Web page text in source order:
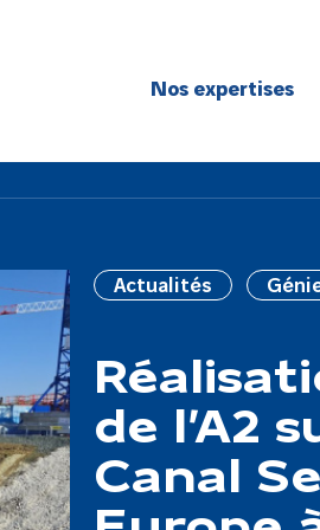
Nos expertises
Route
Réseaux de
Actualités
de l’A2
Canal